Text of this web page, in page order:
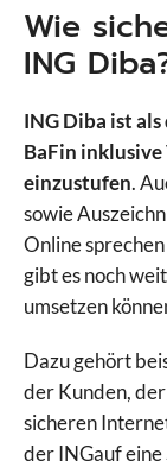
Wie
ING
ING Diba ist
BaFin
einzustufen.
sowie
Online
gibt es noch
umsetzen
Dazu gehört
der Kunden,
sicheren
der INGauf eine